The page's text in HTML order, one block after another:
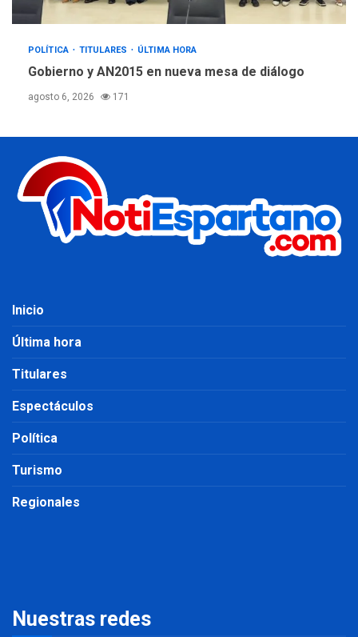
POLÍTICA TITULARES ÚLTIMA HORA
Gobierno y AN2015 en nueva mesa de diálogo
agosto 6, 2026 171
Inicio
Última hora
Titulares
Espectáculos
Política
Turismo
Regionales
Nuestras redes